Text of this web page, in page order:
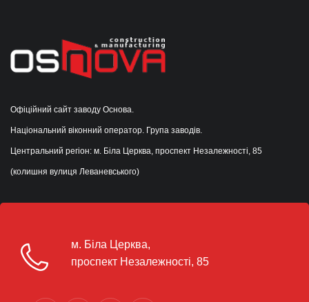
Офіційний сайт заводу Основа.
Національний віконний оператор. Група заводів.
Центральний регіон: м. Біла Церква, проспект Незалежності, 85
(колишня вулиця Леваневського)
м. Біла Церква,
проспект Незалежності, 85